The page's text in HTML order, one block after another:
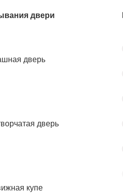
двери
дверь
дверь
купе